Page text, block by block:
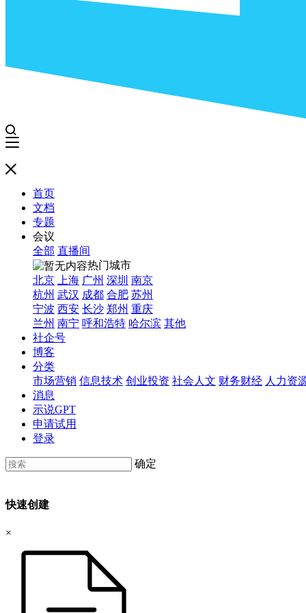
首页
文档
专题
会议
全部 直播间
热门城市
北京
上海 广州 深圳 南京
杭州 武汉 成都 合肥 苏州
宁波 西安 长沙 郑州 重庆
兰州 南宁 呼和浩特 哈尔滨 其他
社企号
博客
分类
市场营销 信息技术 创业投资 社会人文 财务财经 人力资
消息
示说GPT
申请试用
登录
确定
快速创建
×